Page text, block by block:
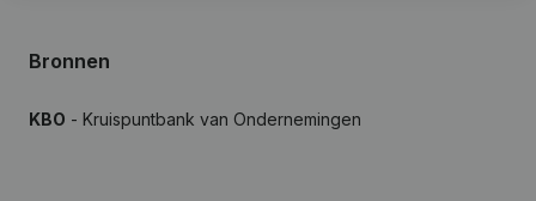
Bronnen
KBO - Kruispuntbank van Ondernemingen